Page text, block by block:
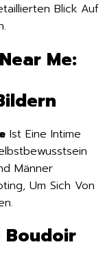
Blick Auf
Me:
Ist Eine Intime
Männer
Um Sich Von
Boudoir